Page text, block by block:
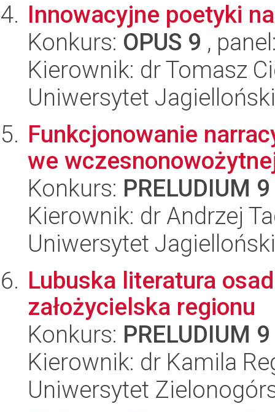
Innowacyjne poetyki
Konkurs: OPUS 9 ,
Kierownik: dr Tomasz
Uniwersytet
Funkcjonowanie
we
Konkurs: PRELUDIUM 9
Kierownik: dr Andrzej
Uniwersytet
Lubuska literatura
założycielska regionu
Konkurs: PRELUDIUM 9
Kierownik: dr Kamila
Uniwersytet